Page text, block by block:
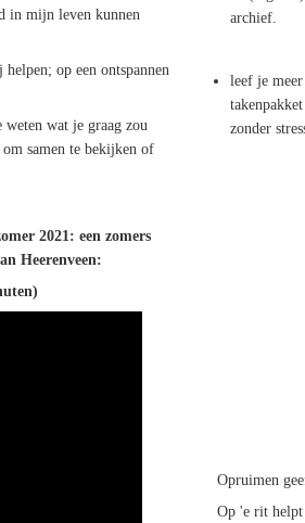
in mijn leven kunnen
op een ontspannen
weten wat je graag zou
samen te bekijken of
2021: een zomers
Heerenveen:
archief.
leef je
zonder
Opruimen
Op 'e rit helpt